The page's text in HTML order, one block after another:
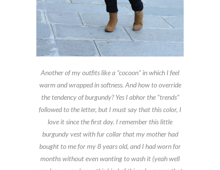
Another of my outfits like a “cocoon” in which I feel
warm and wrapped in softness. And how to override
the tendency of burgundy? Yes I abhor the “trends”
followed to the letter, but I must say that this color, I
love it since the first day. I remember this little
burgundy vest with fur collar that my mother had
bought to me for my 8 years old, and I had worn for
months without even wanting to wash it (yeah well